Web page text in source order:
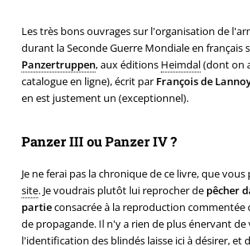
Les très bons ouvrages sur l'organisation de
durant la Seconde Guerre Mondiale en français
Panzertruppen, aux éditions Heimdal(dont on
catalogue en ligne), écrit par François de
en est justement un (exceptionnel).
Panzer III ou Panzer IV ?
Je ne ferai pas la chronique de ce livre, que
site. Je voudrais plutôt lui reprocher de pêcher
partieconsacrée à la reproduction commentée
de propagande. Il n'y a rien de plus énervant
l'identification des blindés laisse ici à désirer, et